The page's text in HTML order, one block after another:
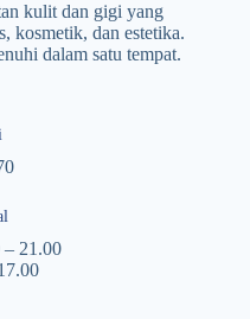
kulit dan gigi yang
kosmetik, dan estetika.
dalam satu tempat.
– 21.00